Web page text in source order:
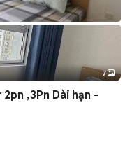
+2
7
,3Pn Dài hạn -